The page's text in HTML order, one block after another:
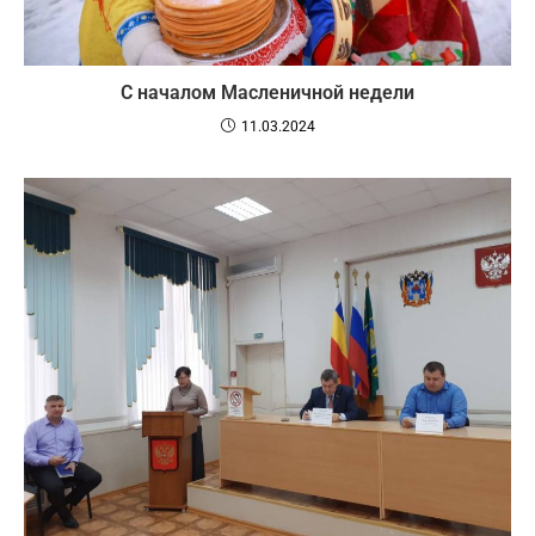
С началом Масленичной недели
11.03.2024